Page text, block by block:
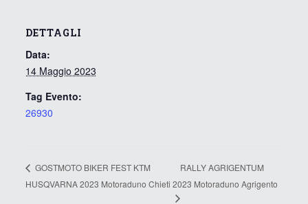
DETTAGLI
Data:
14 Maggio 2023
Tag Evento:
26930
GOSTMOTO BIKER FEST KTM
HUSQVARNA 2023 Motoraduno Chieti
RALLY AGRIGENTUM
2023 Motoraduno Agrigento